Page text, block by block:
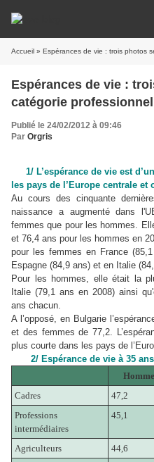
Accueil » Espérances de vie : trois photos
Espérances de vie :
catégorie
Publié le 24/02/2012 à 09:46
Par Orgris
1/ L’espérance de vie est
les pays de l’Europe centrale et
Au cours des cinquante
naissance a augmenté dans
femmes que pour les hommes.
et 76,4 ans pour les hommes en
pour les femmes en France
Espagne (84,9 ans) et en Italie
Pour les hommes, elle était la
Italie (79,1 ans en 2008) ainsi
ans chacun.
A l’opposé, en Bulgarie
et des femmes de 77,2.
plus courte dans les pays de
2/ Espérance de vie à 35 ans
Cadres
47,2
Professions
intermédiaires
45,1
Agriculteurs 44,6